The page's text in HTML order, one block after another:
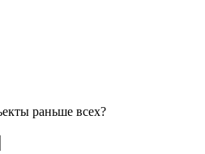
раньше всех?